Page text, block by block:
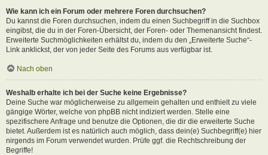
Wie kann ich ein Forum oder mehrere Foren durchsuchen?
Du kannst die Foren durchsuchen, indem du einen Suchbegriff in die Suchbox
eingibst, die du in der Foren-Übersicht, der Foren- oder Themenansicht findest.
Erweiterte Suchmöglichkeiten erhältst du, indem du den „Erweiterte Suche“-
Link anklickst, der von jeder Seite des Forums aus verfügbar ist.
Nach oben
Weshalb erhalte ich bei der Suche keine Ergebnisse?
Deine Suche war möglicherweise zu allgemein gehalten und enthielt zu viele
gängige Wörter, welche von phpBB nicht indiziert werden. Stelle eine
spezifischere Anfrage und benutze die Optionen, die dir die erweiterte Suche
bietet. Außerdem ist es natürlich auch möglich, dass dein(e) Suchbegriff(e) hier
nirgends im Forum verwendet wurden. Prüfe ggf. die Rechtschreibung der
Begriffe!